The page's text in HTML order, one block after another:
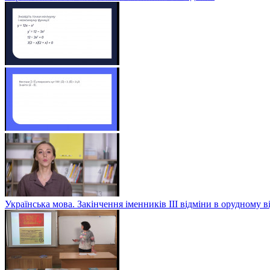
Українська мова. Закінчення іменників ІІІ відміни в орудному